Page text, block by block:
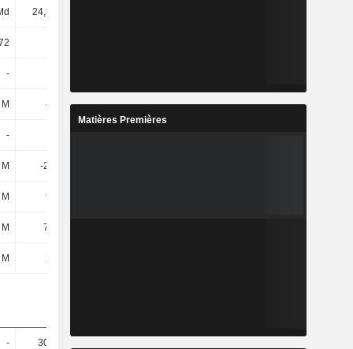
24,53 Md
-
421 M 370 M 477 M
-
-23,7 M
935 M
7,85 M
224 M
- 30,81 M
Matières Premières